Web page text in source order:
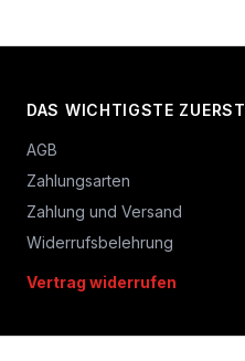
DAS WICHTIGSTE ZUERST
AGB
Zahlungsarten
Zahlung und Versand
Widerrufsbelehrung
Vertrag widerrufen